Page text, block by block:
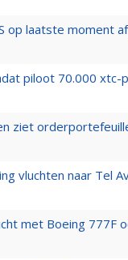
op laatste moment
piloot 70.000 xtc-
ziet
vluchten naar Tel
met Boeing 777F